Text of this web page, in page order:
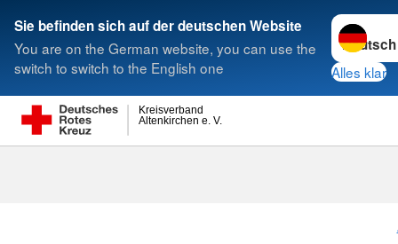
Sie befinden sich auf der deutschen Website
You are on the German website, you can use the
switch to switch to the English one
Sprache
Alles klar
Altenkirchen e. V.
Kreisverband
Suche